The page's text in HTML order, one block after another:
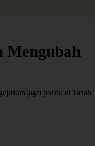
Mengubah
jagat politik di Tanah